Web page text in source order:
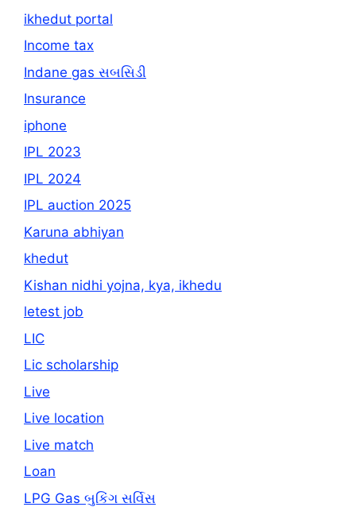
ikhedut portal
Income tax
Indane gas સબસિડી
Insurance
iphone
IPL 2023
IPL 2024
IPL auction 2025
Karuna abhiyan
khedut
Kishan nidhi yojna, kya, ikhedu
letest job
LIC
Lic scholarship
Live
Live location
Live match
Loan
LPG Gas બુકિંગ સર્વિસ